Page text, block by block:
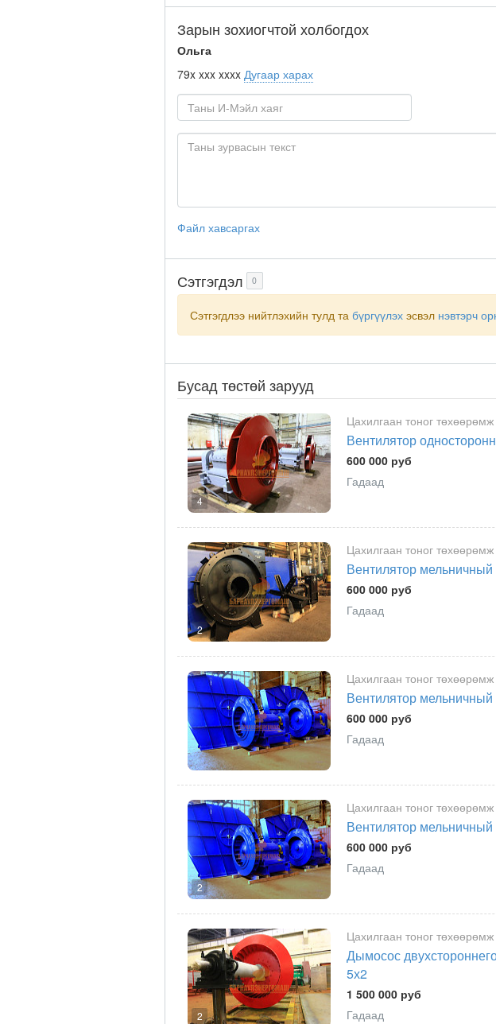
Зарын зохиогчтой холбогдох
Ольга
79x xxx xxxx Дугаар харах
Файл хавсаргах
Сэтгэгдэл 0
Сэтгэгдлээ нийтлэхийн тулд та бүргүүлэх эсвэл нэвтэрч
Бусад төстөй зарууд
4
Цахилгаан тоног төхөөрөмж
Вентилятор
600 000 руб
Гадаад
2
Цахилгаан тоног төхөөрөмж
Вентилятор
600 000 руб
Гадаад
Цахилгаан тоног төхөөрөмж
Вентилятор
600 000 руб
Гадаад
2
Цахилгаан тоног төхөөрөмж
Вентилятор
600 000 руб
Гадаад
2
Цахилгаан тоног төхөөрөмж
Дымосос
5х2
1 500 000 руб
Гадаад